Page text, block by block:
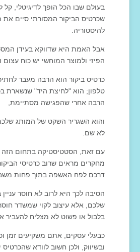
בעולם שבו הכל הופך לדיגיטלי, קל
שכרטיס הביקור המסורתי סיים את
להיסטוריה.
אבל האמת היא שדווקא בעידן
הפיזי ולמוצר המוחשי יש כוח עצום
כרטיס ביקור הוא הרבה מעבר
טלפון; הוא "לחיצת היד" שנשארת
הרבה אחרי שהפגישה מסתיימת,
והוא השגריר השקט של המותג
לא שם.
עם זאת, הסטטיסטיקה בתחום הזה
מחקרים מראים שרוב כרטיסי
דרכם לפח האשפה בתוך פחות
הסיבה לכך היא לרוב לא חוסר
שלכם, אלא עיצוב לקוי שמשדר
בלבול או פשוט לא מצליח להעביר
כבעלי עסקים, אתם משקיעים זמן
ובשיווק, ולכן חשוב לוודא